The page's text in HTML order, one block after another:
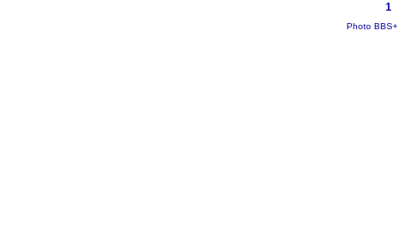
1
Photo BBS+